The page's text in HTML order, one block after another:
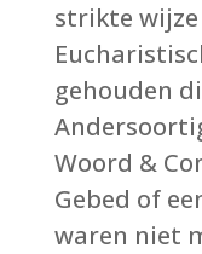
strikte
gehouden
Woord &
Gebed of
waren niet